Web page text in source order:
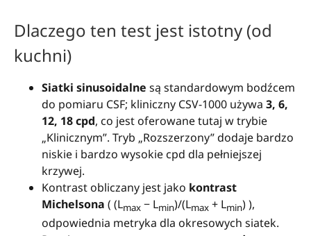
Dlaczego ten test jest istotny (od
kuchni)
Siatki sinusoidalne są standardowym bodźcem
do pomiaru CSF; kliniczny CSV-1000 używa 3, 6,
12, 18 cpd, co jest oferowane tutaj w trybie
„Klinicznym”. Tryb „Rozszerzony” dodaje bardzo
niskie i bardzo wysokie cpd dla pełniejszej
krzywej.
Kontrast obliczany jest jako kontrast
Michelsona ( (Lmax − Lmin)/(Lmax + Lmin) ),
odpowiednia metryka dla okresowych siatek.